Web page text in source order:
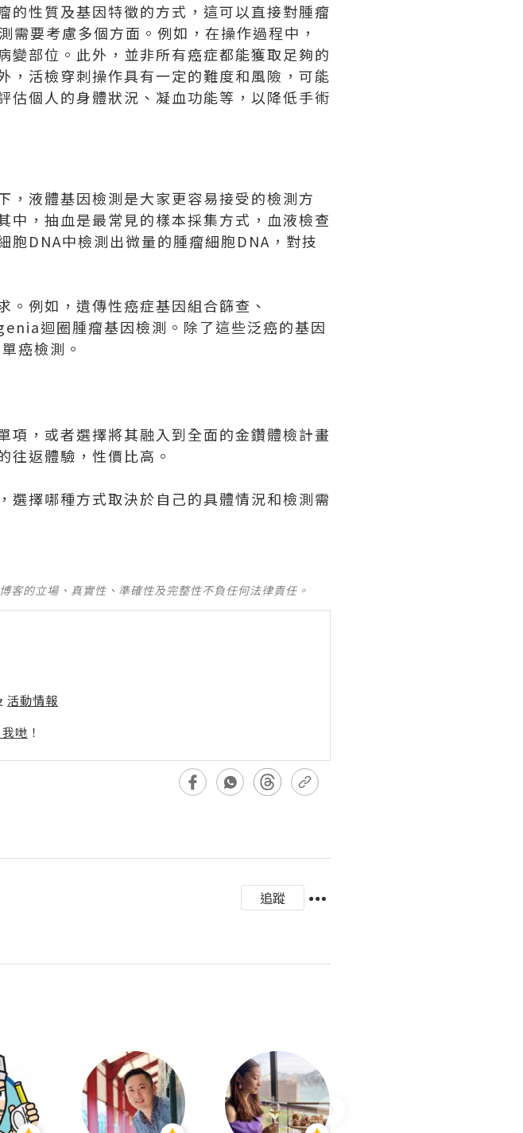
的性質及基因特徵的方式，這可以直接對腫瘤
要考慮多個方面。例如，在操作過程中，
變部位。此外，並非所有癌症都能獲取足夠的
，活檢穿刺操作具有一定的難度和風險，可能
估個人的身體狀況、凝血功能等，以降低手術
，液體基因檢測是大家更容易接受的檢測方
中，抽血是最常見的樣本採集方式，血液檢查
胞DNA中檢測出微量的腫瘤細胞DNA，對技
。例如，遺傳性癌症基因組合篩查、
迴圈腫瘤基因檢測。除了這些泛癌的基因
癌檢測。
項，或者選擇將其融入到全面的金鑽體檢計畫
往返體驗，性價比高。
選擇哪種方式取決於自己的具體情況和檢測需
的立場、真實性、準確性及完整性不負任何法律責任。
活動情報
哋 ！
追蹤